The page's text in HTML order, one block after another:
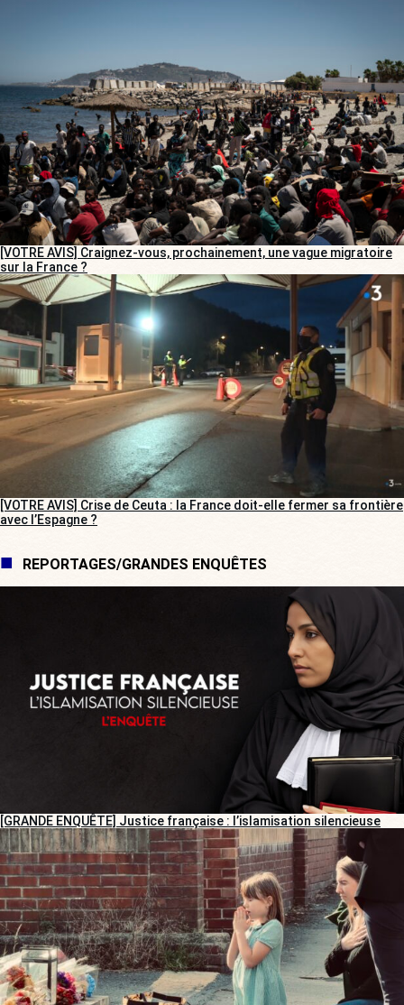
[VOTRE AVIS] Craignez-vous, prochainement, une vague migratoire
sur la France ?
[VOTRE AVIS] Crise de Ceuta : la France doit-elle fermer sa frontière
avec l’Espagne ?
REPORTAGES/GRANDES ENQUÊTES
[GRANDE ENQUÊTE] Justice française : l’islamisation silencieuse